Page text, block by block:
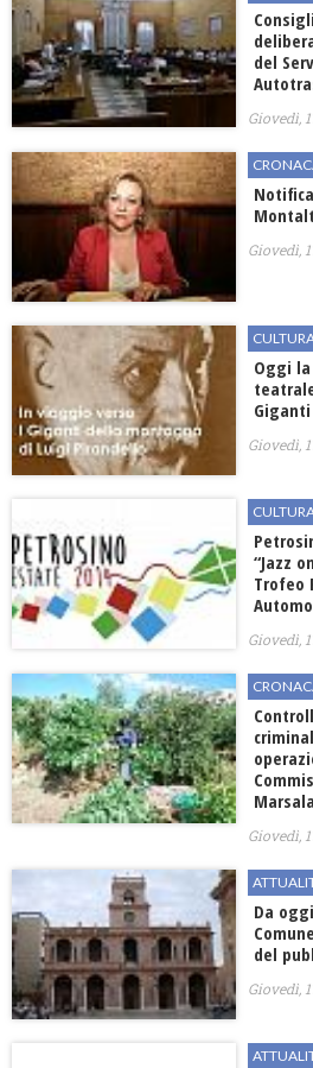
del
Giovedì,
Giovedì,
Oggi
Giovedì,
“Jazz
Trofeo
Giovedì,
Marsala
Giovedì,
Da
del
Giovedì,